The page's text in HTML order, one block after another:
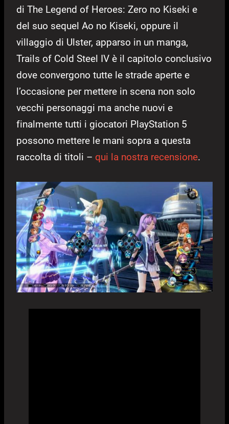
di The Legend of Heroes: Zero no Kiseki e
del suo sequel Ao no Kiseki, oppure il
villaggio di Ulster, apparso in un manga,
Trails of Cold Steel IV è il capitolo conclusivo
dove convergono tutte le strade aperte e
l’occasione per mettere in scena non solo
vecchi personaggi ma anche nuovi e
finalmente tutti i giocatori PlayStation 5
possono mettere le mani sopra a questa
raccolta di titoli – qui la nostra recensione.